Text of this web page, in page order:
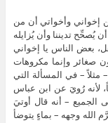
إخواني وأخواتي أن من
يُصحِّح تديننا وأن يُزايله
بعض الناس يا إخواني
صغائر وإنما مكروهات
مثلاً – في المسألة التي
لأنه رُويَ عن ابن عباس
– أنه قال أوتيَ
الله وجهه – بماءٍ يتوضأ